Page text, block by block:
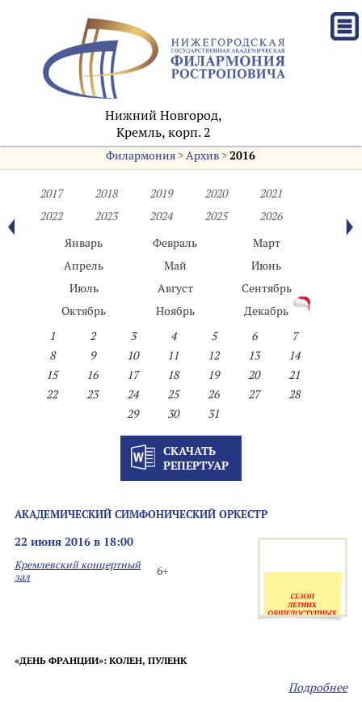
Нижний Новгород,
Кремль, корп. 2
Филармония >Архив >2016
2017 2018 2019 2020
2021
2022
2023 2024 2025
2026
Январь
Февраль
Март
Апрель
Май
Июнь
Июль
Август
Сентябрь
Октябрь
Ноябрь
Декабрь
1
2 3 4 5 6
7
8
9 10 11 12 13
14
15
16 17 18 19 20
21
22
23 24 25 26 27
28
29
30 31
СКАЧАТЬ
РЕПЕРТУАР
АКАДЕМИЧЕСКИЙ СИМФОНИЧЕСКИЙ ОРКЕСТР
22 июня 2016 в 18:00
6+
Кремлевский концертный
зал
«ДЕНЬ ФРАНЦИИ»: КОЛЕН, ПУЛЕНК
Подробнее